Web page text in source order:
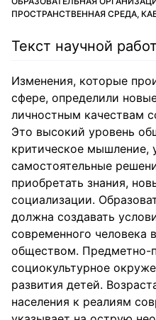
ПРОСТРАНСТВЕННАЯ СРЕДА,
Текст научной
Изменения, которые
сфере, определили
личностным качествам
Это высокий уровень
критическое мышление,
самостоятельные
приобретать знания,
социализации.
должна создавать
современного человека
обществом. Предметно-
социокультурное
развития детей.
населения к реалиям